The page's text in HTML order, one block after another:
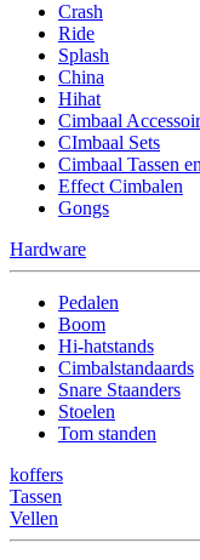
Crash
Ride
Splash
China
Hihat
Cimbaal
CImbaal Sets
Cimbaal Tassen
Effect Cimbalen
Gongs
Hardware
Pedalen
Boom
Hi-hatstands
Cimbalstandaards
Snare Staanders
Stoelen
Tom standen
koffers
Tassen
Vellen